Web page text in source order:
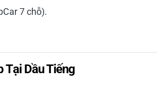
7 chỗ).
Tại Dầu Tiếng